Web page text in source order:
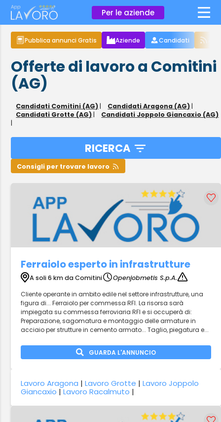
Per le aziende ×
Pubblica annunci Gratis Aziende Candidati
Offerte di lavoro a Comitini
(AG)
Candidati Comitini (AG) | Candidati Aragona (AG) |
Candidati Grotte (AG) |
Candidati Joppolo Giancaxio (AG)
|
RICERCA
Consigli per trovare lavoro
Ferraiolo esperto in infrastrutture
A soli 6 km da Comitini
Openjobmetis S.p.A.
Cliente operante in ambito edile nel settore infrastrutture, una
figura di... Ferraiolo per commessa RFI. La risorsa sarà
impiegata su commessa ferroviaria RFI e si occuperà di:
Preparazione, sagomatura e montaggio delle armature in
acciaio per strutture in cemento armato... Taglio, piegatura e...
GUARDA L'ANNUNCIO
Lavoro Aragona |Lavoro Grotte |Lavoro Joppolo
Giancaxio |Lavoro Racalmuto |